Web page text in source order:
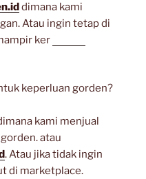
dimana kami
Atau ingin tetap di
ker
keperluan gorden?
kami menjual
atau
. Atau jika tidak ingin
di marketplace.